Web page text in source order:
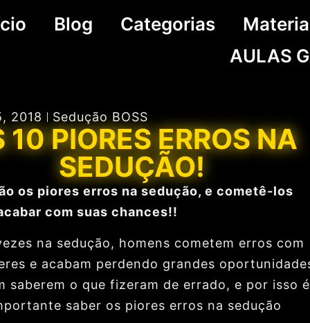
Blog Categorias
AULAS
2018 Sedução BOSS
10 PIORES ERROS NA
SEDUÇÃO!
os piores erros na sedução, e cometê-los
com suas chances!!
na sedução, homens cometem erros com
e acabam perdendo grandes
saberem o que fizeram de errado, e por isso é
saber os piores erros na sedução